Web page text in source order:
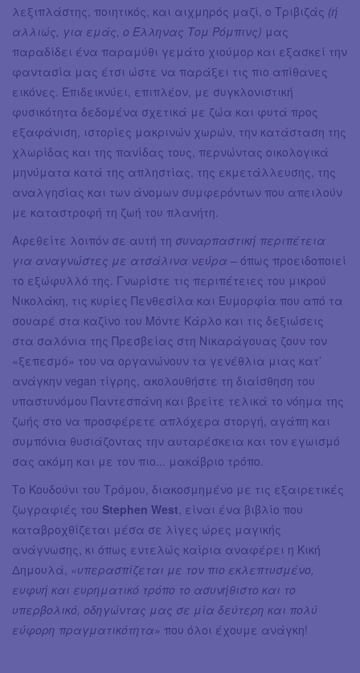
λεξιπλάστης, ποιητικός, και αιχμηρός μαζί, ο Τριβιζάς (ή
αλλιώς, για εμάς, ο Έλληνας Τομ Ρόμπινς) μας
παραδίδει ένα παραμύθι γεμάτο χιούμορ και εξασκεί την
φαντασία μας έτσι ώστε να παράξει τις πιο απίθανες
εικόνες. Επιδεικνύει, επιπλέον, με συγκλονιστική
φυσικότητα δεδομένα σχετικά με ζώα και φυτά προς
εξαφάνιση, ιστορίες μακρινών χωρών, την κατάσταση της
χλωρίδας και της πανίδας τους, περνώντας οικολογικά
μηνύματα κατά της απληστίας, της εκμετάλλευσης, της
αναλγησίας και των άνομων συμφερόντων που απειλούν
με καταστροφή τη ζωή του πλανήτη.
Αφεθείτε λοιπόν σε αυτή τη συναρπαστική περιπέτεια
για αναγνώστες με ατσάλινα νεύρα – όπως προειδοποιεί
το εξώφυλλό της. Γνωρίστε τις περιπέτειες του μικρού
Νικολάκη, τις κυρίες Πενθεσίλα και Ευμορφία που από τα
σουαρέ στα καζίνο του Μόντε Κάρλο και τις δεξιώσεις
στα σαλόνια της Πρεσβείας στη Νικαράγουας ζουν τον
«ξεπεσμό» του να οργανώνουν τα γενέθλια μιας κατ’
ανάγκην vegan τίγρης, ακολουθήστε τη διαίσθηση του
υπαστυνόμου Παντεσπάνη και βρείτε τελικά το νόημα της
ζωής στο να προσφέρετε απλόχερα στοργή, αγάπη και
συμπόνια θυσιάζοντας την αυταρέσκεια και τον εγωισμό
σας ακόμη και με τον πιο... μακάβριο τρόπο.
Το Κουδούνι του Τρόμου, διακοσμημένο με τις εξαιρετικές
ζωγραφιές του Stephen West , είναι ένα βιβλίο που
καταβροχθίζεται μέσα σε λίγες ώρες μαγικής
ανάγνωσης, κι όπως εντελώς καίρια αναφέρει η Κική
Δημουλά, «υπερασπίζεται με τον πιο εκλεπτυσμένο,
ευφυή και ευρηματικό τρόπο το ασυνήθιστο και το
υπερβολικό, οδηγώντας μας σε μία δεύτερη και πολύ
εύφορη πραγματικότητα» που όλοι έχουμε ανάγκη!